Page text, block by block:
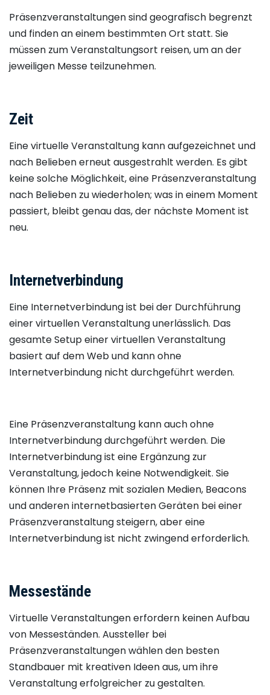
Präsenzveranstaltungen sind geografisch begrenzt
und finden an einem bestimmten Ort statt. Sie
müssen zum Veranstaltungsort reisen, um an der
jeweiligen Messe teilzunehmen.
Zeit
Eine virtuelle Veranstaltung kann aufgezeichnet und
nach Belieben erneut ausgestrahlt werden. Es gibt
keine solche Möglichkeit, eine Präsenzveranstaltung
nach Belieben zu wiederholen; was in einem Moment
passiert, bleibt genau das, der nächste Moment ist
neu.
Internetverbindung
Eine Internetverbindung ist bei der Durchführung
einer virtuellen Veranstaltung unerlässlich. Das
gesamte Setup einer virtuellen Veranstaltung
basiert auf dem Web und kann ohne
Internetverbindung nicht durchgeführt werden.
Eine Präsenzveranstaltung kann auch ohne
Internetverbindung durchgeführt werden. Die
Internetverbindung ist eine Ergänzung zur
Veranstaltung, jedoch keine Notwendigkeit. Sie
können Ihre Präsenz mit sozialen Medien, Beacons
und anderen internetbasierten Geräten bei einer
Präsenzveranstaltung steigern, aber eine
Internetverbindung ist nicht zwingend erforderlich.
Messestände
Virtuelle Veranstaltungen erfordern keinen Aufbau
von Messeständen. Aussteller bei
Präsenzveranstaltungen wählen den besten
Standbauer mit kreativen Ideen aus, um ihre
Veranstaltung erfolgreicher zu gestalten.